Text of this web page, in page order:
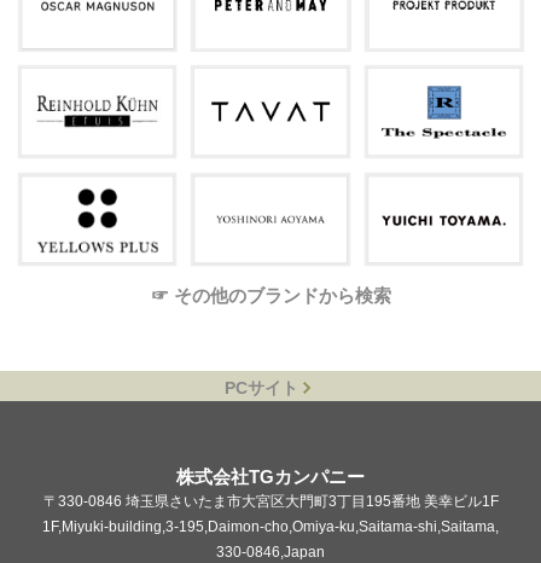
☞ その他のブランドから検索
PCサイト
株式会社TGカンパニー
〒330-0846 埼玉県さいたま市大宮区大門町3丁目195番地 美幸ビル1F
1F,Miyuki-building,3-195,Daimon-cho,Omiya-ku,Saitama-shi,Saitama,
330-0846,Japan